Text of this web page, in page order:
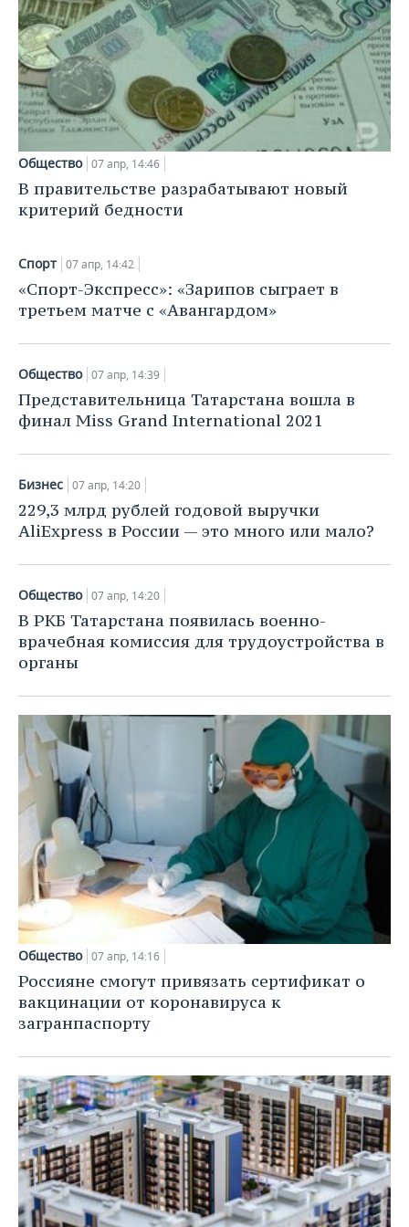
ХОККЕЙ С МЯЧОМ
ПРОИСШЕСТВИЯ
Общество 07 апр, 14:46
В правительстве разрабатывают новый
критерий бедности
Спорт 07 апр, 14:42
«Спорт-Экспресс»: «Зарипов сыграет в
третьем матче с «Авангардом»
Общество 07 апр, 14:39
Представительница Татарстана вошла в
финал Miss Grand International 2021
Бизнес 07 апр, 14:20
229,3 млрд рублей годовой выручки
AliExpress в России — это много или мало?
Общество 07 апр, 14:20
В РКБ Татарстана появилась военно-
врачебная комиссия для трудоустройства в
органы
Общество 07 апр, 14:16
Россияне смогут привязать сертификат о
вакцинации от коронавируса к
загранпаспорту